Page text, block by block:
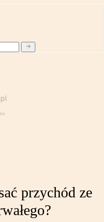
przychód ze